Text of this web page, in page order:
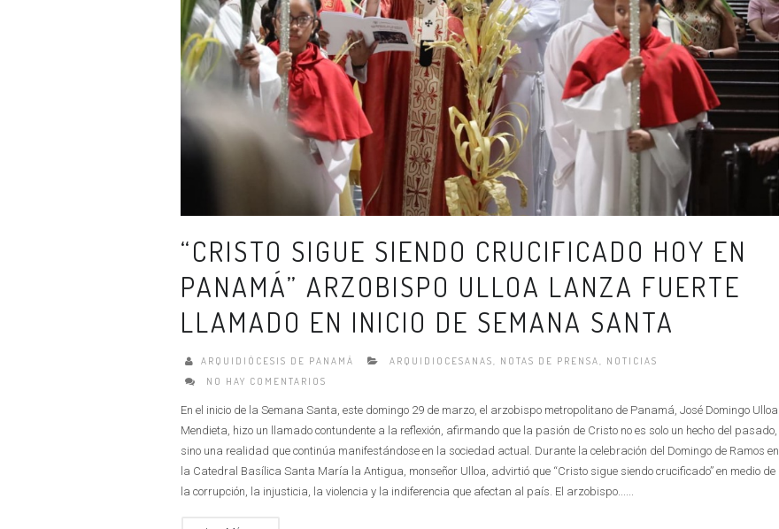
“CRISTO SIGUE SIENDO CRUCIFICADO HOY EN
PANAMÁ” ARZOBISPO ULLOA LANZA FUERTE
LLAMADO EN INICIO DE SEMANA SANTA
ARQUIDIÓCESIS DE PANAMÁ ARQUIDIOCESANAS, NOTAS DE PRENSA, NOTICIAS
NO HAY COMENTARIOS
En el inicio de la Semana Santa, este domingo 29 de marzo, el arzobispo metropolitano de Panamá, José Domingo Ulloa
Mendieta, hizo un llamado contundente a la reflexión, afirmando que la pasión de Cristo no es solo un hecho del pasado,
sino una realidad que continúa manifestándose en la sociedad actual. Durante la celebración del Domingo de Ramos en
la Catedral Basílica Santa María la Antigua, monseñor Ulloa, advirtió que “Cristo sigue siendo crucificado” en medio de
la corrupción, la injusticia, la violencia y la indiferencia que afectan al país. El arzobispo......